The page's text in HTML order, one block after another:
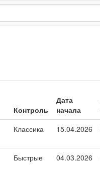
Контроль
Дата
начала
Классика 15.04.2026
Быстрые 04.03.2026